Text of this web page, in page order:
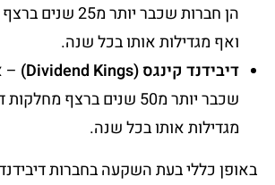
הן חברות שכבר
ואף מגדילות אותו בכל שנה.
דיבידנד קינגס (Dividend Kings)
–
שכבר יותר מ50 שנים ברצף
מגדילות אותו בכל שנה.
באופן כללי בעת השקעה בחברות